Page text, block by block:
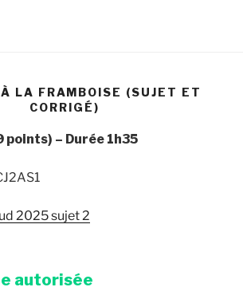
LA FRAMBOISE (SUJET ET
CORRIGÉ)
points) – Durée 1h35
2025 sujet 2
autorisée